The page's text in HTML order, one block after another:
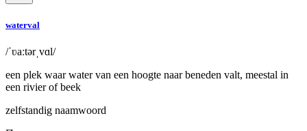
waterval
/ˈʋaːtərˌvɑl/
een plek waar water van een hoogte naar beneden valt, meestal in
een rivier of beek
zelfstandig naamwoord